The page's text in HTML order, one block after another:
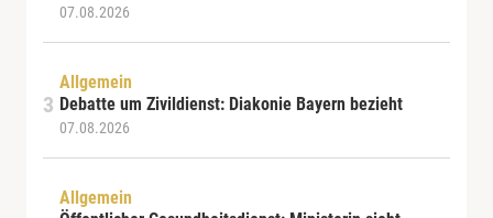
07.08.2026
Allgemein
Debatte um Zivildienst: Diakonie Bayern bezieht
07.08.2026
Allgemein